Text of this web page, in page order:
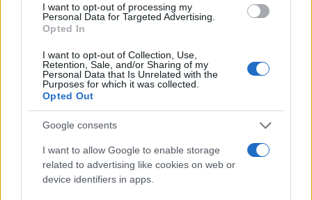
I want to opt-out of processing my
Personal Data for Targeted Advertising.
Opted In
I want to opt-out of Collection, Use,
Retention, Sale, and/or Sharing of my
Personal Data that Is Unrelated with the
Purposes for which it was collected.
Opted Out
Google consents
I want to allow Google to enable storage
related to advertising like cookies on web or
device identifiers in apps.
Continua a leggere
BELLEZZA